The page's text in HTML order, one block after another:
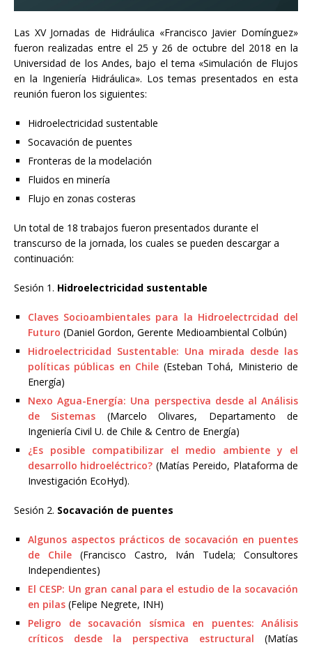
Las XV Jornadas de Hidráulica «Francisco Javier Domínguez»
fueron realizadas entre el 25 y 26 de octubre del 2018 en la
Universidad de los Andes, bajo el tema «Simulación de Flujos
en la Ingeniería Hidráulica». Los temas presentados en esta
reunión fueron los siguientes:
Hidroelectricidad sustentable
Socavación de puentes
Fronteras de la modelación
Fluidos en minería
Flujo en zonas costeras
Un total de 18 trabajos fueron presentados durante el
transcurso de la jornada, los cuales se pueden descargar a
continuación:
Sesión 1. Hidroelectricidad sustentable
Claves Socioambientales para la Hidroelectrcidad del
Futuro (Daniel Gordon, Gerente Medioambiental Colbún)
Hidroelectricidad Sustentable: Una mirada desde las
políticas públicas en Chile (Esteban Tohá, Ministerio de
Energía)
Nexo Agua-Energía: Una perspectiva desde al Análisis
de Sistemas (Marcelo Olivares, Departamento de
Ingeniería Civil U. de Chile & Centro de Energía)
¿Es posible compatibilizar el medio ambiente y el
desarrollo hidroeléctrico? (Matías Pereido, Plataforma de
Investigación EcoHyd).
Sesión 2. Socavación de puentes
Algunos aspectos prácticos de socavación en puentes
de Chile (Francisco Castro, Iván Tudela; Consultores
Independientes)
El CESP: Un gran canal para el estudio de la socavación
en pilas (Felipe Negrete, INH)
Peligro de socavación sísmica en puentes: Análisis
críticos desde la perspectiva estructural (Matías